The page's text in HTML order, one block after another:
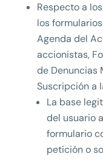
Respecto a
los
Agenda del
accionistas,
de Denuncias
Suscripción a
La base
del usuario
formulario
petición o